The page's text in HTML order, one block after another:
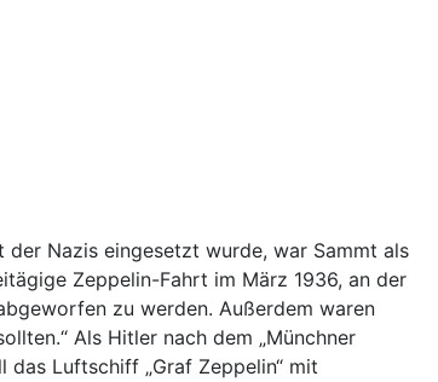
der Nazis eingesetzt wurde, war Sammt als
Zeppelin-Fahrt im März 1936, an der
zu werden. Außerdem waren
Als Hitler nach dem „Münchner
Luftschiff „Graf Zeppelin“ mit